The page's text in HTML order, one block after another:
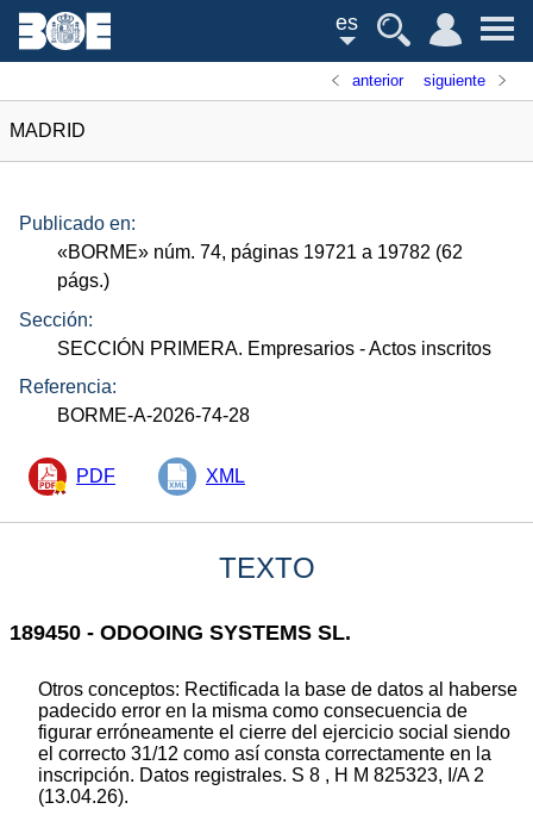
es
anterior siguiente
MADRID
Publicado en:
«BORME» núm. 74, páginas 19721 a 19782 (62
págs.)
Sección:
SECCIÓN PRIMERA. Empresarios - Actos inscritos
Referencia:
BORME-A-2026-74-28
PDF XML
TEXTO
189450 - ODOOING SYSTEMS SL.
Otros conceptos: Rectificada la base de datos al haberse
padecido error en la misma como consecuencia de
figurar erróneamente el cierre del ejercicio social siendo
el correcto 31/12 como así consta correctamente en la
inscripción. Datos registrales. S 8 , H M 825323, I/A 2
(13.04.26).